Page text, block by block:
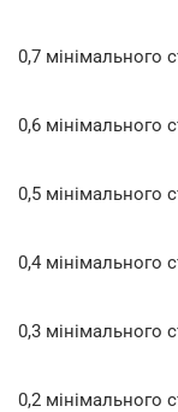
0,7 мінімального
0,6 мінімального
0,5 мінімального
0,4 мінімального
0,3 мінімального
0,2 мінімального